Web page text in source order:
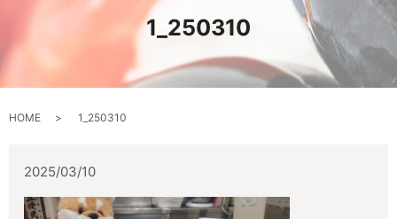
1_250310
HOME 1_250310
2025/03/10